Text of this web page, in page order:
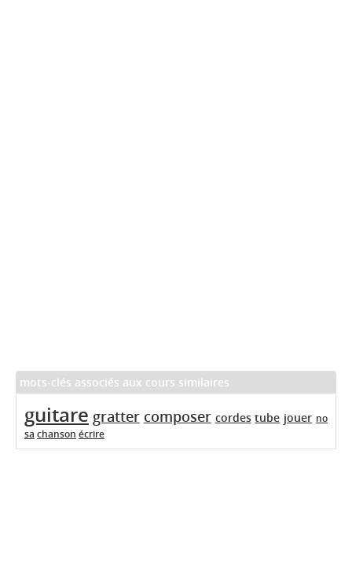
mots-clés associés aux cours similaires
guitare gratter composer cordes tube jouer no
sa chanson écrire